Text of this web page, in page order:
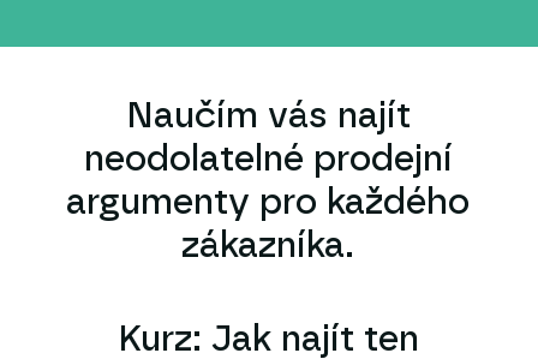
Naučím vás najít
neodolatelné prodejní
argumenty pro každého
zákazníka.
Kurz: Jak najít ten